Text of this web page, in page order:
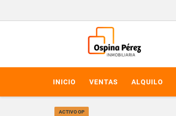
INICIO VENTAS ALQUILO
ACTIVO OP